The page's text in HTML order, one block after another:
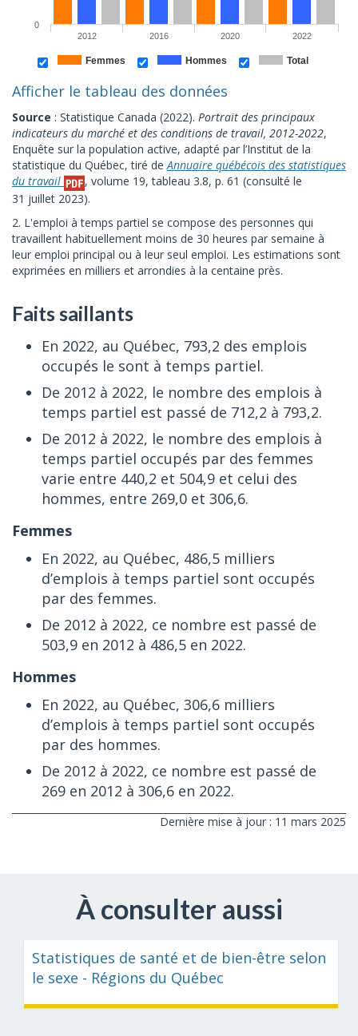
Femmes Hommes Total
2012 2016 2020 2022
0
Afficher le tableau des données
Source : Statistique Canada (2022). Portrait des principaux
indicateurs du marché et des conditions de travail, 2012-2022,
Enquête sur la population active, adapté par l’Institut de la
statistique du Québec, tiré deAnnuaire québécois des statistiques
du travail
, volume 19, tableau 3.8, p. 61 (consulté le
31 juillet 2023).
2. L'emploi à temps partiel se compose des personnes qui
travaillent habituellement moins de 30 heures par semaine à
leur emploi principal ou à leur seul emploi. Les estimations sont
exprimées en milliers et arrondies à la centaine près.
Faits saillants
En 2022, au Québec, 793,2 des emplois
occupés le sont à temps partiel.
De 2012 à 2022, le nombre des emplois à
temps partiel est passé de 712,2 à 793,2.
De 2012 à 2022, le nombre des emplois à
temps partiel occupés par des femmes
varie entre 440,2 et 504,9 et celui des
hommes, entre 269,0 et 306,6.
Femmes
En 2022, au Québec, 486,5 milliers
d’emplois à temps partiel sont occupés
par des femmes.
De 2012 à 2022, ce nombre est passé de
503,9 en 2012 à 486,5 en 2022.
Hommes
En 2022, au Québec, 306,6 milliers
d’emplois à temps partiel sont occupés
par des hommes.
De 2012 à 2022, ce nombre est passé de
269 en 2012 à 306,6 en 2022.
Dernière mise à jour : 11 mars 2025
À consulter aussi
Statistiques de santé et de bien-être selon
le sexe - Régions du Québec